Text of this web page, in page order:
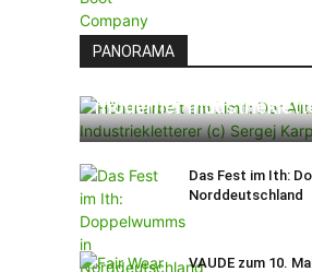
PANORAMA
moderner
Das Fest im Ith:
Norddeutschland
VAUDE zum 10.